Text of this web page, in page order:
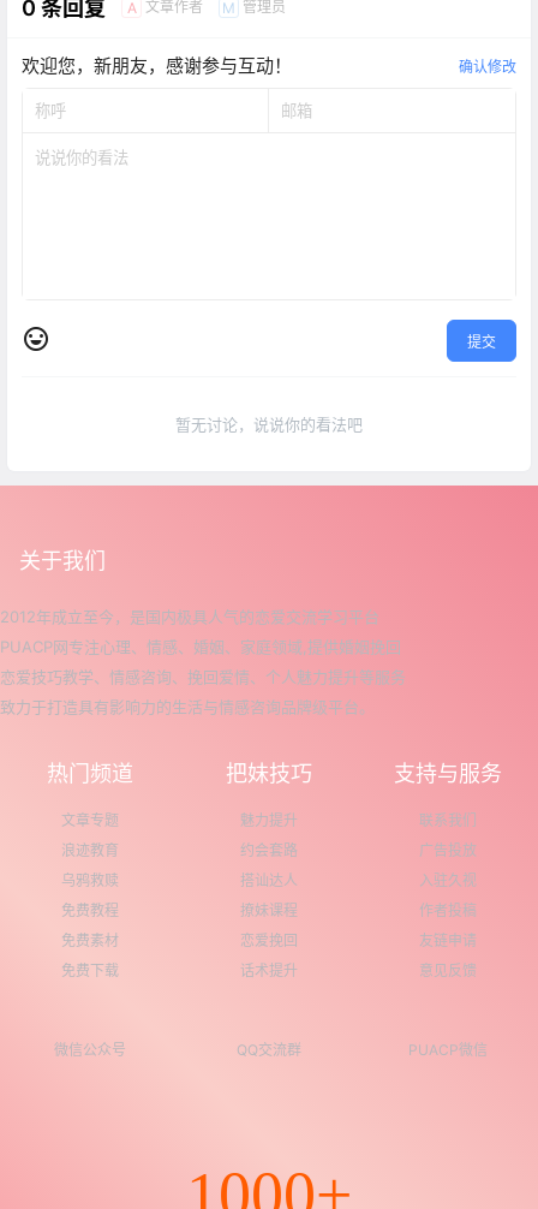
0 条回复 A 文章作者 M 管理员
欢迎您，新朋友，感谢参与互动！ 确认修改
提交
暂无讨论，说说你的看法吧
关于我们
2012年成立至今，是国内极具人气的恋爱交流学习平台
PUACP网专注心理、情感、婚姻、家庭领域,提供婚姻挽回
恋爱技巧教学、情感咨询、挽回爱情、个人魅力提升等服务
致力于打造具有影响力的生活与情感咨询品牌级平台。
热门频道
文章专题
浪迹教育
乌鸦救赎
免费教程
免费素材
免费下载
把妹技巧
魅力提升
约会套路
搭讪达人
撩妹课程
恋爱挽回
话术提升
支持与服务
联系我们
广告投放
入驻久视
作者投稿
友链申请
意见反馈
微信公众号 QQ交流群 PUACP微信
1000+